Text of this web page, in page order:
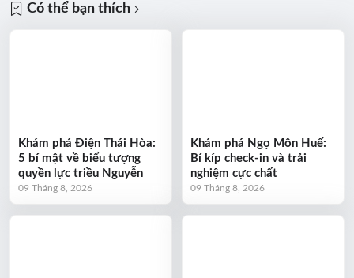
Có thể bạn thích
Khám phá Điện Thái Hòa:
5 bí mật về biểu tượng
quyền lực triều Nguyễn
09 Tháng 8, 2026
Khám phá Ngọ Môn Huế:
Bí kíp check-in và trải
nghiệm cực chất
09 Tháng 8, 2026